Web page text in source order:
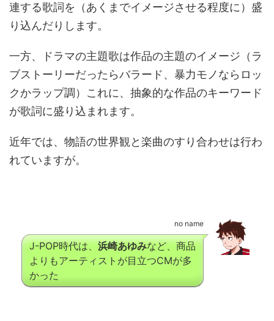
連する歌詞を（あくまでイメージさせる程度に）盛
り込んだりします。
一方、ドラマの主題歌は作品の主題のイメージ（ラ
ブストーリーだったらバラード、暴力モノならロッ
クかラップ調）これに、抽象的な作品のキーワード
が歌詞に盛り込まれます。
近年では、物語の世界観と楽曲のすり合わせは行わ
れていますが。
no name
J-POP時代は、浜崎あゆみなど、商品
よりもアーティストが目立つCMが多
かった